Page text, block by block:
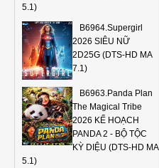
5.1)
B6964.Supergirl
2026 SIÊU NỮ
2D25G (DTS-HD MA
7.1)
B6963.Panda Plan
The Magical Tribe
2026 KẾ HOẠCH
PANDA 2 - BỘ TỘC
KỲ DIỆU (DTS-HD MA
5.1)